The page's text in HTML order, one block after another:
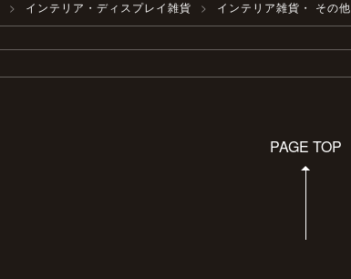
インテリア・ディスプレイ雑貨 インテリア雑貨・ その他
PAGE TOP